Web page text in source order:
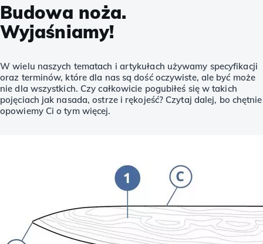
Budowa noża.
Wyjaśniamy!
W wielu naszych tematach i artykułach używamy specyfikacji
oraz terminów, które dla nas są dość oczywiste, ale być może
nie dla wszystkich. Czy całkowicie pogubiłeś się w takich
pojęciach jak nasada, ostrze i rękojeść? Czytaj dalej, bo chętnie
opowiemy Ci o tym więcej.